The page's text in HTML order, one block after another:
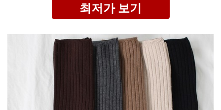
최저가 보기